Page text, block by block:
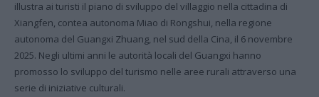
illustra ai turisti il piano di sviluppo del villaggio nella cittadina di
Xiangfen, contea autonoma Miao di Rongshui, nella regione
autonoma del Guangxi Zhuang, nel sud della Cina, il 6 novembre
2025. Negli ultimi anni le autorità locali del Guangxi hanno
promosso lo sviluppo del turismo nelle aree rurali attraverso una
serie di iniziative culturali.